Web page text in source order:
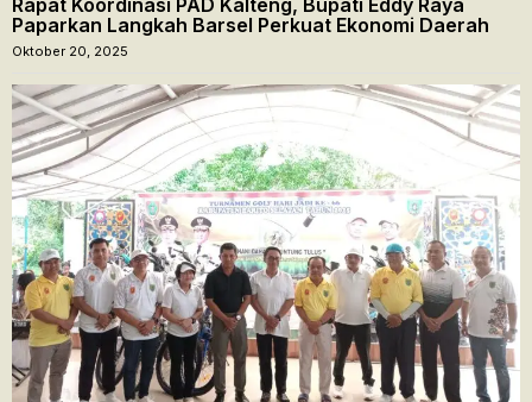
Rapat Koordinasi PAD Kalteng, Bupati Eddy Raya
Paparkan Langkah Barsel Perkuat Ekonomi Daerah
Oktober 20, 2025